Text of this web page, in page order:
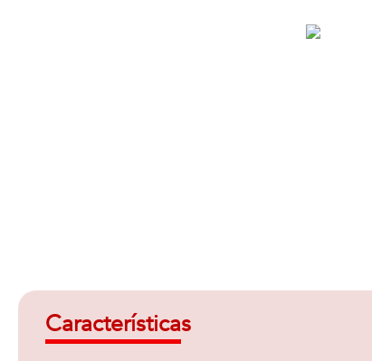
Características